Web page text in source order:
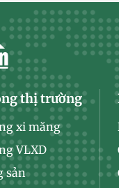
thị trường
xi măng
VLXD
sản